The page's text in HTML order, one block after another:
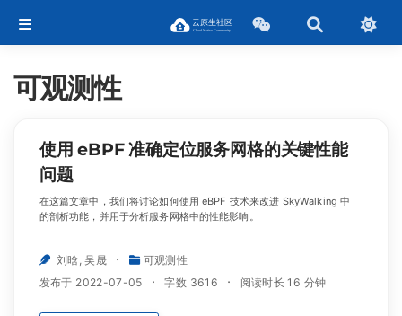
可观测性
使用 eBPF 准确定位服务网格的关键性能
问题
在这篇文章中，我们将讨论如何使用 eBPF 技术来改进 SkyWalking 中
的剖析功能，并用于分析服务网格中的性能影响。
刘晗 ,吴晟
可观测性
发布于 2022-07-05
字数 3616 阅读时长 16 分钟